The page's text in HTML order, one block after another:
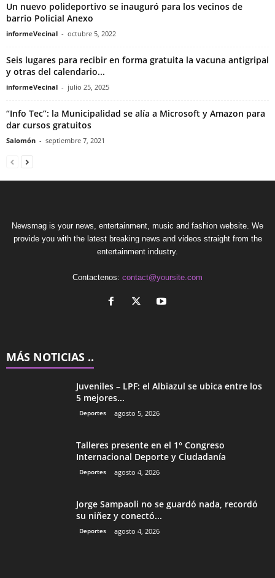
Un nuevo polideportivo se inauguró para los vecinos de
barrio Policial Anexo
informeVecinal - octubre 5, 2022
Seis lugares para recibir en forma gratuita la vacuna antigripal
y otras del calendario...
informeVecinal - julio 25, 2025
“Info Tec”: la Municipalidad se alía a Microsoft y Amazon para
dar cursos gratuitos
Salomón - septiembre 7, 2021
Newsmag is your news, entertainment, music and fashion website. We
provide you with the latest breaking news and videos straight from the
entertainment industry.
Contactenos: contact@yoursite.com
MÁS NOTICIAS ..
Juveniles – LPF: el Albiazul se ubica entre los
5 mejores...
Deportes agosto 5, 2026
Talleres presente en el 1° Congreso
Internacional Deporte y Ciudadanía
Deportes agosto 4, 2026
Jorge Sampaoli no se guardó nada, recordó
su niñez y conectó...
Deportes agosto 4, 2026